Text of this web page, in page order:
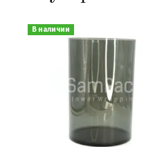
В наличии